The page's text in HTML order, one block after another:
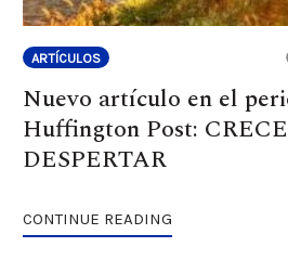
ARTÍCULOS
Nuevo artículo en el
Huffington Post:
DESPERTAR
CONTINUE READING